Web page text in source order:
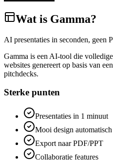
Wat is Gamma?
AI presentaties in seconden, geen
Gamma is een AI-tool die
websites genereert op basis van
pitchdecks.
Sterke punten
Presentaties in 1 minuut
Mooi design automatisch
Export naar PDF/PPT
Collaboratie features